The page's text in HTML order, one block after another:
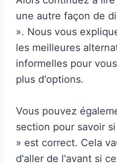
une autre façon de
». Nous vous
les meilleures
informelles pour
plus d'options.
Vous pouvez
section pour savoir
» est correct. Cela
d'aller de l'avant si